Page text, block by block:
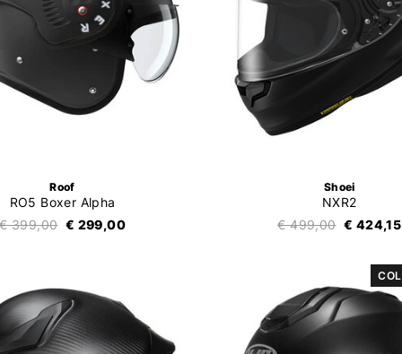
Roof
RO5 Boxer Alpha
€ 399,00 € 299,00
Shoei
NXR2
€ 499,00 € 424,15